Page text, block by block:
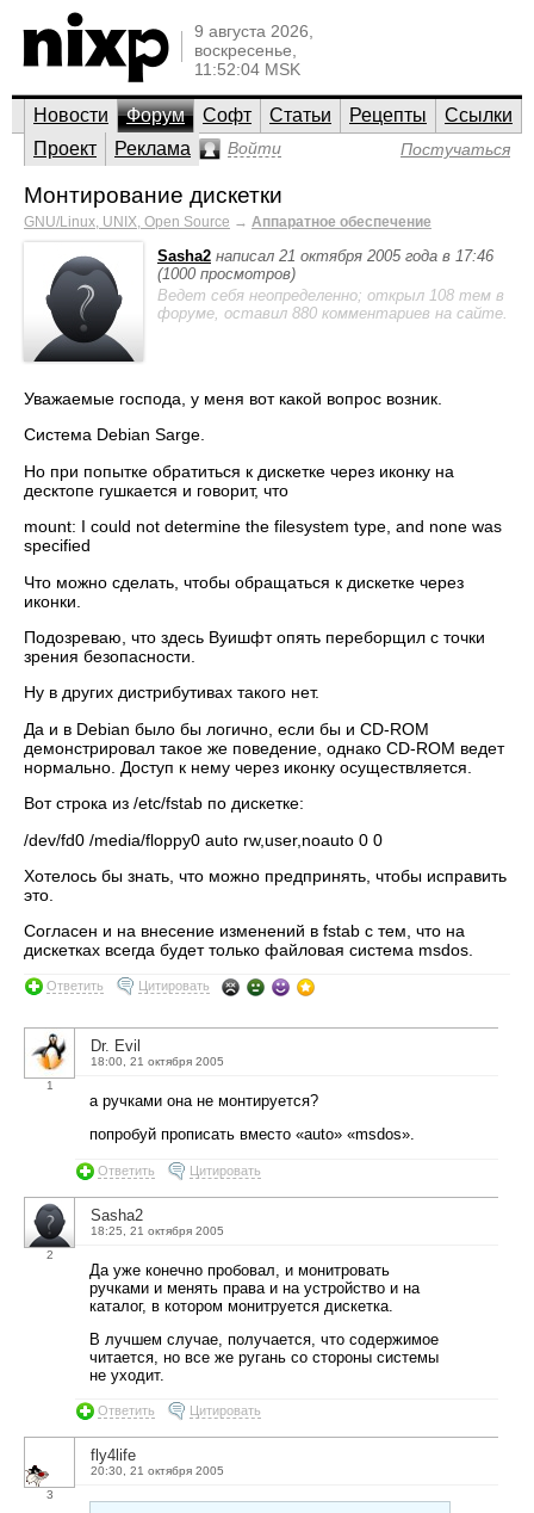
9 августа 2026,
воскресенье,
11:52:04 MSK
Новости Форум Софт Статьи Рецепты
Ссылки
Проект
Реклама Войти Постучаться
Монтирование дискетки
GNU/Linux, UNIX, Open Source → Аппаратное обеспечение
Sasha2 написал 21 октября 2005 года в 17:46
(1000 просмотров)
Ведет себя неопределенно; открыл 108 тем в
форуме, оставил 880 комментариев на сайте.
Уважаемые господа, у меня вот какой вопрос возник.
Система Debian Sarge.
Но при попытке обратиться к дискетке через иконку на
десктопе гушкается и говорит, что
mount: I could not determine the filesystem type, and none was
specified
Что можно сделать, чтобы обращаться к дискетке через
иконки.
Подозреваю, что здесь Вуишфт опять переборщил с точки
зрения безопасности.
Ну в других дистрибутивах такого нет.
Да и в Debian было бы логично, если бы и CD-ROM
демонстрировал такое же поведение, однако CD-ROM ведет
нормально. Доступ к нему через иконку осуществляется.
Вот строка из /etc/fstab по дискетке:
/dev/fd0 /media/floppy0 auto rw,user,noauto 0 0
Хотелось бы знать, что можно предпринять, чтобы исправить
это.
Согласен и на внесение изменений в fstab с тем, что на
дискетках всегда будет только файловая система msdos.
Ответить Цитировать
1
Dr. Evil
18:00, 21 октября 2005
а ручками она не монтируется?
попробуй прописать вместо «auto» «msdos».
Ответить Цитировать
2
Sasha2
18:25, 21 октября 2005
Да уже конечно пробовал, и монитровать
ручками и менять права и на устройство и на
каталог, в котором монитруется дискетка.
В лучшем случае, получается, что содержимое
читается, но все же ругань со стороны системы
не уходит.
Ответить Цитировать
3
fly4life
20:30, 21 октября 2005